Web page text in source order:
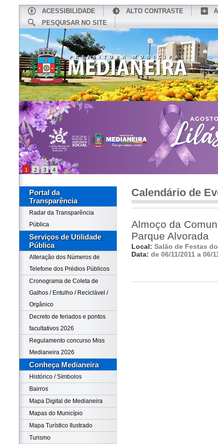
ACESSIBILIDADE ALTO CONTRASTE
PESQUISAR NO SITE
CONHEÇA MEDIANEIRA
1 2 3 4
Portal da
Transparência
Radar da Transparência
Pública
Serviços de Utilidade
Pública
Alteração dos Números de
Telefone dos Prédios Públicos
Cronograma de Coleta de
Galhos / Entulho / Reciclável /
Orgânico
Decreto de feriados e pontos
facultativos 2026
Regulamento concurso Miss
Medianeira 2026
Conheça Medianeira
Histórico / Símbolos
Bairros
Mapa Digital de Medianeira
Mapas do Município
Mapa Turístico Ilustrado
Turismo
Calendário de
Almoço da
Parque Alvorada
Local: Salão de Festas
Data: de 06/11/2011 a 06/